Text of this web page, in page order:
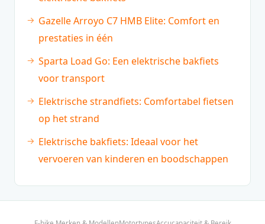
Gazelle Arroyo C7 HMB Elite: Comfort en
prestaties in één
Sparta Load Go: Een elektrische bakfiets
voor transport
Elektrische strandfiets: Comfortabel fietsen
op het strand
Elektrische bakfiets: Ideaal voor het
vervoeren van kinderen en boodschappen